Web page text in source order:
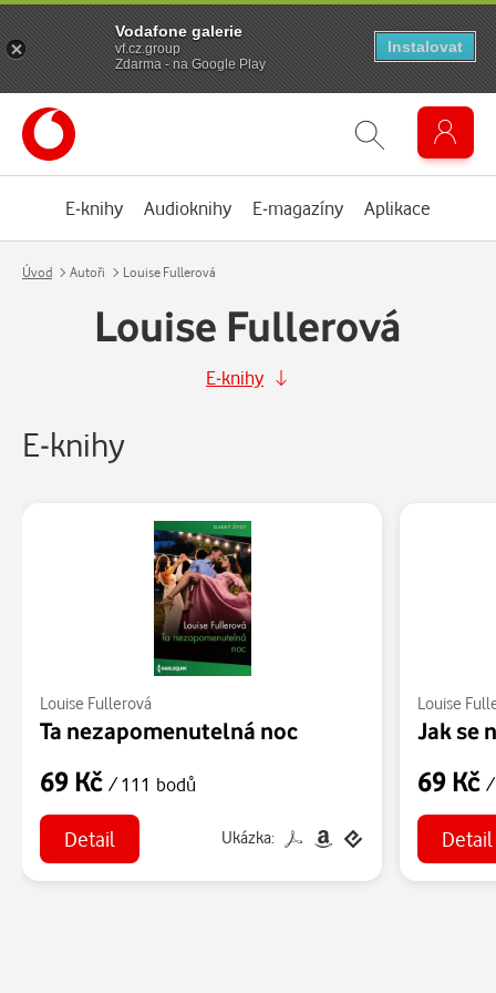
E-knihy Audioknihy E-magazíny Aplikace
Úvod Autoři Louise Fullerová
Louise Fullerová
E-knihy
E-knihy
Louise Fullerová
Ta nezapomenutelná noc
69 Kč / 111 bodů
Detail Ukázka:
Louise
Jak se
69 Kč/
Detail
Vodafone galerie
vf.cz.group
Zdarma - na Google Play
Instalovat